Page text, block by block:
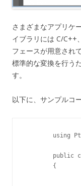
さまざまなアプリケ
イブラリには C/C++
フェースが用意され
標準的な変換を行う
す。
以下に、サンプルコ